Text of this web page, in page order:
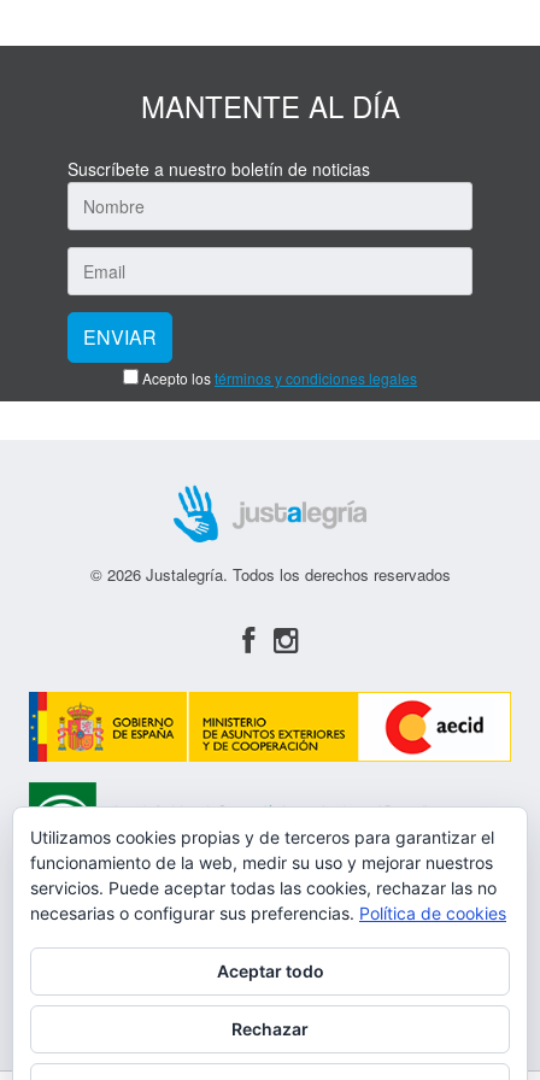
MANTENTE AL DÍA
Suscríbete a nuestro boletín de noticias
Acepto lostérminos y condiciones legales
© 2026 Justalegría. Todos los derechos reservados
Aviso Legal
Política de privacidad
Utilizamos cookies propias y de terceros para garantizar el
funcionamiento de la web, medir su uso y mejorar nuestros
servicios. Puede aceptar todas las cookies, rechazar las no
necesarias o configurar sus preferencias. Política de cookies
Aceptar todo
Rechazar